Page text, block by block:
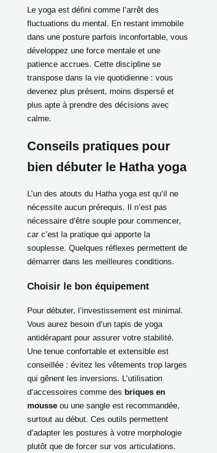
Le yoga est défini comme l’arrêt des
fluctuations du mental. En restant immobile
dans une posture parfois inconfortable, vous
développez une force mentale et une
patience accrues. Cette discipline se
transpose dans la vie quotidienne : vous
devenez plus présent, moins dispersé et
plus apte à prendre des décisions avec
calme.
Conseils pratiques pour
bien débuter le Hatha yoga
L’un des atouts du Hatha yoga est qu’il ne
nécessite aucun prérequis. Il n’est pas
nécessaire d’être souple pour commencer,
car c’est la pratique qui apporte la
souplesse. Quelques réflexes permettent de
démarrer dans les meilleures conditions.
Choisir le bon équipement
Pour débuter, l’investissement est minimal.
Vous aurez besoin d’un tapis de yoga
antidérapant pour assurer votre stabilité.
Une tenue confortable et extensible est
conseillée : évitez les vêtements trop larges
qui gênent les inversions. L’utilisation
d’accessoires comme des briques en
mousse ou une sangle est recommandée,
surtout au début. Ces outils permettent
d’adapter les postures à votre morphologie
plutôt que de forcer sur vos articulations.